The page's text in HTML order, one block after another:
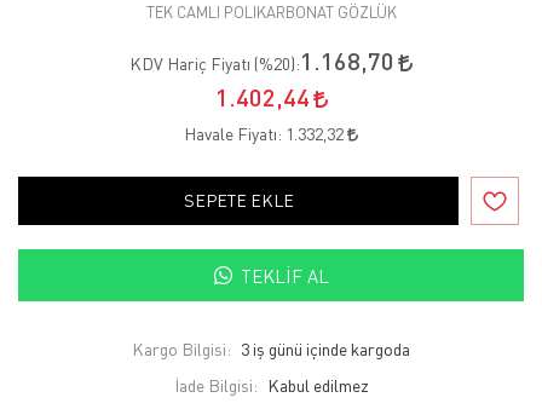
TEK CAMLI POLIKARBONAT GÖZLÜK
KDV Hariç Fiyatı (%20):1.168,70
1.402,44
Havale Fiyatı: 1.332,32
SEPETE EKLE
TEKLIF AL
Kargo Bilgisi: 3 iş günü içinde kargoda
İade Bilgisi: